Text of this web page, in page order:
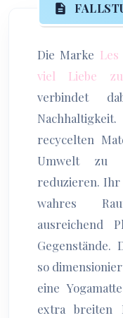
Die Marke
viel Liebe
verbindet
recycelten
Umwelt zu
reduzieren. Ihr
wahres
ausreichend
Gegenstände.
so
eine
extra breiten